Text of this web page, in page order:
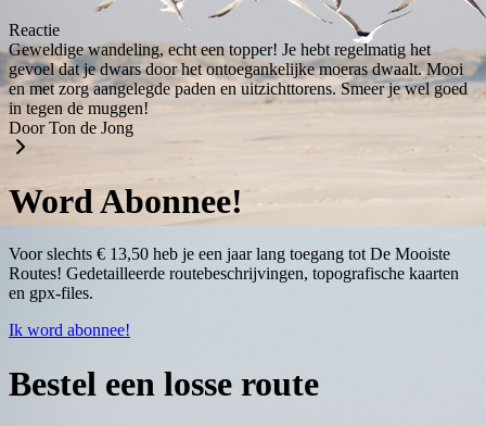
Reactie
Geweldige wandeling, echt een topper! Je hebt regelmatig het
gevoel dat je dwars door het ontoegankelijke moeras dwaalt. Mooi
en met zorg aangelegde paden en uitzichttorens. Smeer je wel goed
in tegen de muggen!
Door Ton de Jong
Word Abonnee!
Voor slechts € 13,50 heb je een jaar lang toegang tot De Mooiste
Routes! Gedetailleerde routebeschrijvingen, topografische kaarten
en gpx-files.
Ik word abonnee!
Bestel een losse route